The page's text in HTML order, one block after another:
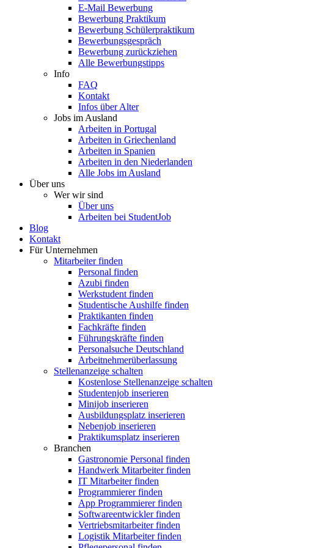
E-Mail Bewerbung
Bewerbung Praktikum
Bewerbung Schülerpraktikum
Bewerbungsgespräch
Bewerbung zurückziehen
Alle Bewerbungstipps
Info
FAQ
Kontakt
Infos über Alter
Jobs im Ausland
Arbeiten in Portugal
Arbeiten in Griechenland
Arbeiten in Spanien
Arbeiten in den Niederlanden
Alle Jobs im Ausland
Über uns
Wer wir sind
Über uns
Arbeiten bei StudentJob
Blog
Kontakt
Für Unternehmen
Mitarbeiter finden
Personal finden
Azubi finden
Werkstudent finden
Studentische Aushilfe finden
Praktikanten finden
Fachkräfte finden
Führungskräfte finden
Personalsuche Deutschland
Arbeitnehmerüberlassung
Stellenanzeige schalten
Kostenlose Stellenanzeige schalten
Studentenjob inserieren
Minijob inserieren
Ausbildungsplatz inserieren
Nebenjob inserieren
Praktikumsplatz inserieren
Branchen
Gastronomie Personal finden
Handwerk Mitarbeiter finden
IT Mitarbeiter finden
Programmierer finden
App Programmierer finden
Softwareentwickler finden
Vertriebsmitarbeiter finden
Logistik Mitarbeiter finden